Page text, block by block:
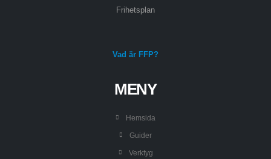
Frihetsplan
Vad är FFP?
MENY
Hemsida
Guider
Verktyg